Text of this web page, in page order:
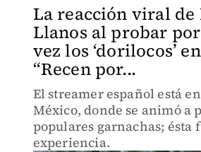
La reacción viral de
Llanos al probar
vez los ‘dorilocos’
“Recen por...
El streamer español está
México, donde se animó a
populares garnachas; ésta
experiencia.